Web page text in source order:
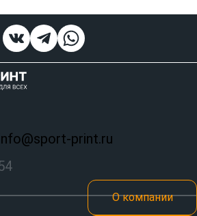
print.ru
О компании